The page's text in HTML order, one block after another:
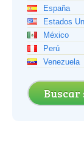
España
Estados
México
Perú
Venezuela
Buscar